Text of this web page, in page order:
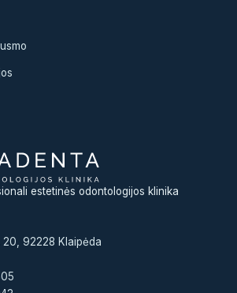
estetinės odontologijos klinika
20, 92228 Klaipėda